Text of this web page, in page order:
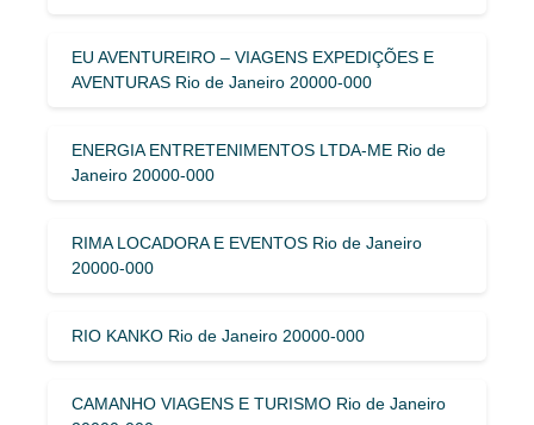
EU AVENTUREIRO – VIAGENS EXPEDIÇÕES E
AVENTURAS Rio de Janeiro 20000-000
ENERGIA ENTRETENIMENTOS LTDA-ME Rio de
Janeiro 20000-000
RIMA LOCADORA E EVENTOS Rio de Janeiro
20000-000
RIO KANKO Rio de Janeiro 20000-000
CAMANHO VIAGENS E TURISMO Rio de Janeiro